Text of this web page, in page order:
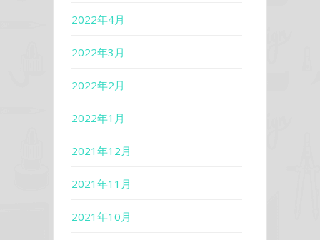
2022年4月
2022年3月
2022年2月
2022年1月
2021年12月
2021年11月
2021年10月